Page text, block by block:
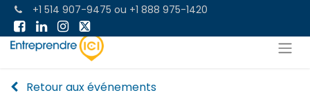
Retour aux événements
+1 514 907-9475 ou +1 888 975-1420